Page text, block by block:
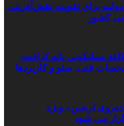
برای تقویت نقش‌آفرینی
کشور
سیلیکونی پایه کرافت،
فنی، سئو و کاربردها
اربعین» ویژه
می شود